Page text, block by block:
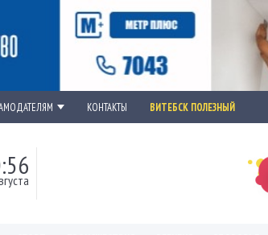
КОНТАКТЫ ВИТЕБСК ПОЛЕЗНЫЙ